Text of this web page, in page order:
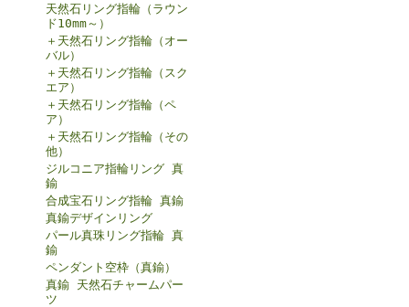
天然石リング指輪（ラウン
ド10mm～）
＋天然石リング指輪（オー
バル）
＋天然石リング指輪（スク
エア）
＋天然石リング指輪（ペ
ア）
＋天然石リング指輪（その
他）
ジルコニア指輪リング 真
鍮
合成宝石リング指輪 真鍮
真鍮デザインリング
パール真珠リング指輪 真
鍮
ペンダント空枠（真鍮）
真鍮 天然石チャームパー
ツ